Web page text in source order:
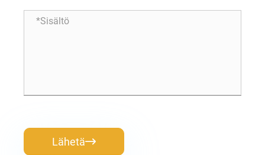
Lähetä